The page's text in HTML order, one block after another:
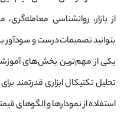
از بازار، روانشناسی
بتوانید تصمیمات درست و سودآور
یکی از مهم‌ترین بخش‌های
تحلیل تکنیکال ابزاری قدرتمند
استفاده از نمودارها و الگوهای